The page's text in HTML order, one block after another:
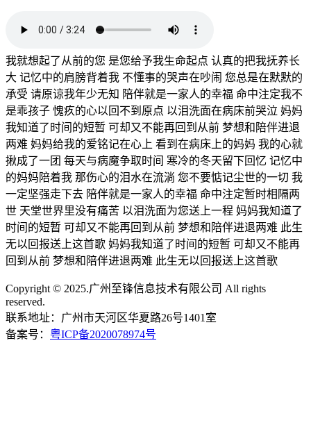
我就想起了从前的您 是您给予我生命起点 认真的把我抚养长
大 记忆中的肩膀背着我 不懂事的哭声在吵闹 您总是在默默的
承受 请原谅我年少无知 陪伴就是一家人的幸福 命中注定我不
是乖孩子 愧疚的心以回不到原点 以泪洗面在病床前哭泣 妈妈
我知道了时间的短暂 可却又不能再回到从前 梦想和陪伴进退
两难 妈妈给我的爱铭记在心上 看到在病床上的妈妈 我的心就
揪成了一团 每天与病魔争取时间 寒冷的冬天留下回忆 记忆中
的妈妈陪着我 那伤心的泪水在流淌 您不要惦记尘世的一切 我
一定坚强走下去 陪伴就是一家人的幸福 命中注定暂时相隔两
世 天堂世界里没有痛苦 以泪洗面为您送上一程 妈妈我知道了
时间的短暂 可却又不能再回到从前 梦想和陪伴进退两难 此生
无以回报送上这首歌 妈妈我知道了时间的短暂 可却又不能再
回到从前 梦想和陪伴进退两难 此生无以回报送上这首歌
Copyright © 2025.广州至锋信息技术有限公司 All rights
reserved.
联系地址：广州市天河区华夏路26号1401室
备案号： 粤ICP备2020078974号